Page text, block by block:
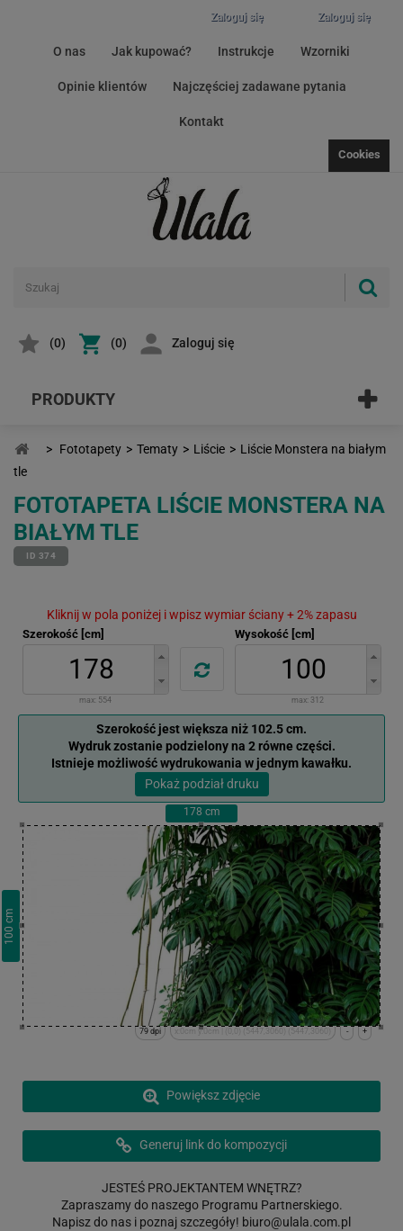
Zaloguj się
Zaloguj się
O nas Jak kupować? Instrukcje Wzorniki
Opinie klientów Najczęściej zadawane pytania
Kontakt
Cookies
(0) (0) Zaloguj się
PRODUKTY
> Fototapety > Tematy > Liście > Liście Monstera na białym
tle
FOTOTAPETA LIŚCIE MONSTERA NA
BIAŁYM TLE
ID 374
Kliknij w pola poniżej i wpisz wymiar ściany + 2% zapasu
Szerokość [cm]
max: 554
Wysokość [cm]
max: 312
Szerokość jest większa niż 102.5 cm.
Wydruk zostanie podzielony na 2 równe części.
Istnieje możliwość wydrukowania w jednym kawałku.
Pokaż podział druku
178 cm
100
cm
+
-
x:0cm y:0cm | (0,0) (5447,3060) (5447,3060)
79 dpi
Powiększ zdjęcie
Generuj link do kompozycji
JESTEŚ PROJEKTANTEM WNĘTRZ?
Zapraszamy do naszego Programu Partnerskiego.
Napisz do nas i poznaj szczegóły! biuro@ulala.com.pl